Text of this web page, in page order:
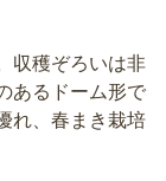
収穫ぞろいは非
あるドーム形で
れ、春まき栽培